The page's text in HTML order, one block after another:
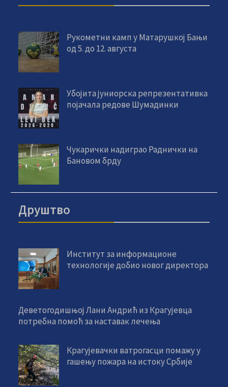
Рукометни камп у Матарушкој Бањи
од 5. до 12. августа
Убојита јуниорска репрезентативка
појачала редове Шумадинки
Чукарички надиграо Раднички на
Бановом брду
Друштво
Институт за информационе
технологије добио новог директора
Деветогодишњој Лани Андрић из Крагујевца
потребна помоћ за наставак лечења
Крагујевачки ватрогасци помажу у
гашењу пожара на истоку Србије